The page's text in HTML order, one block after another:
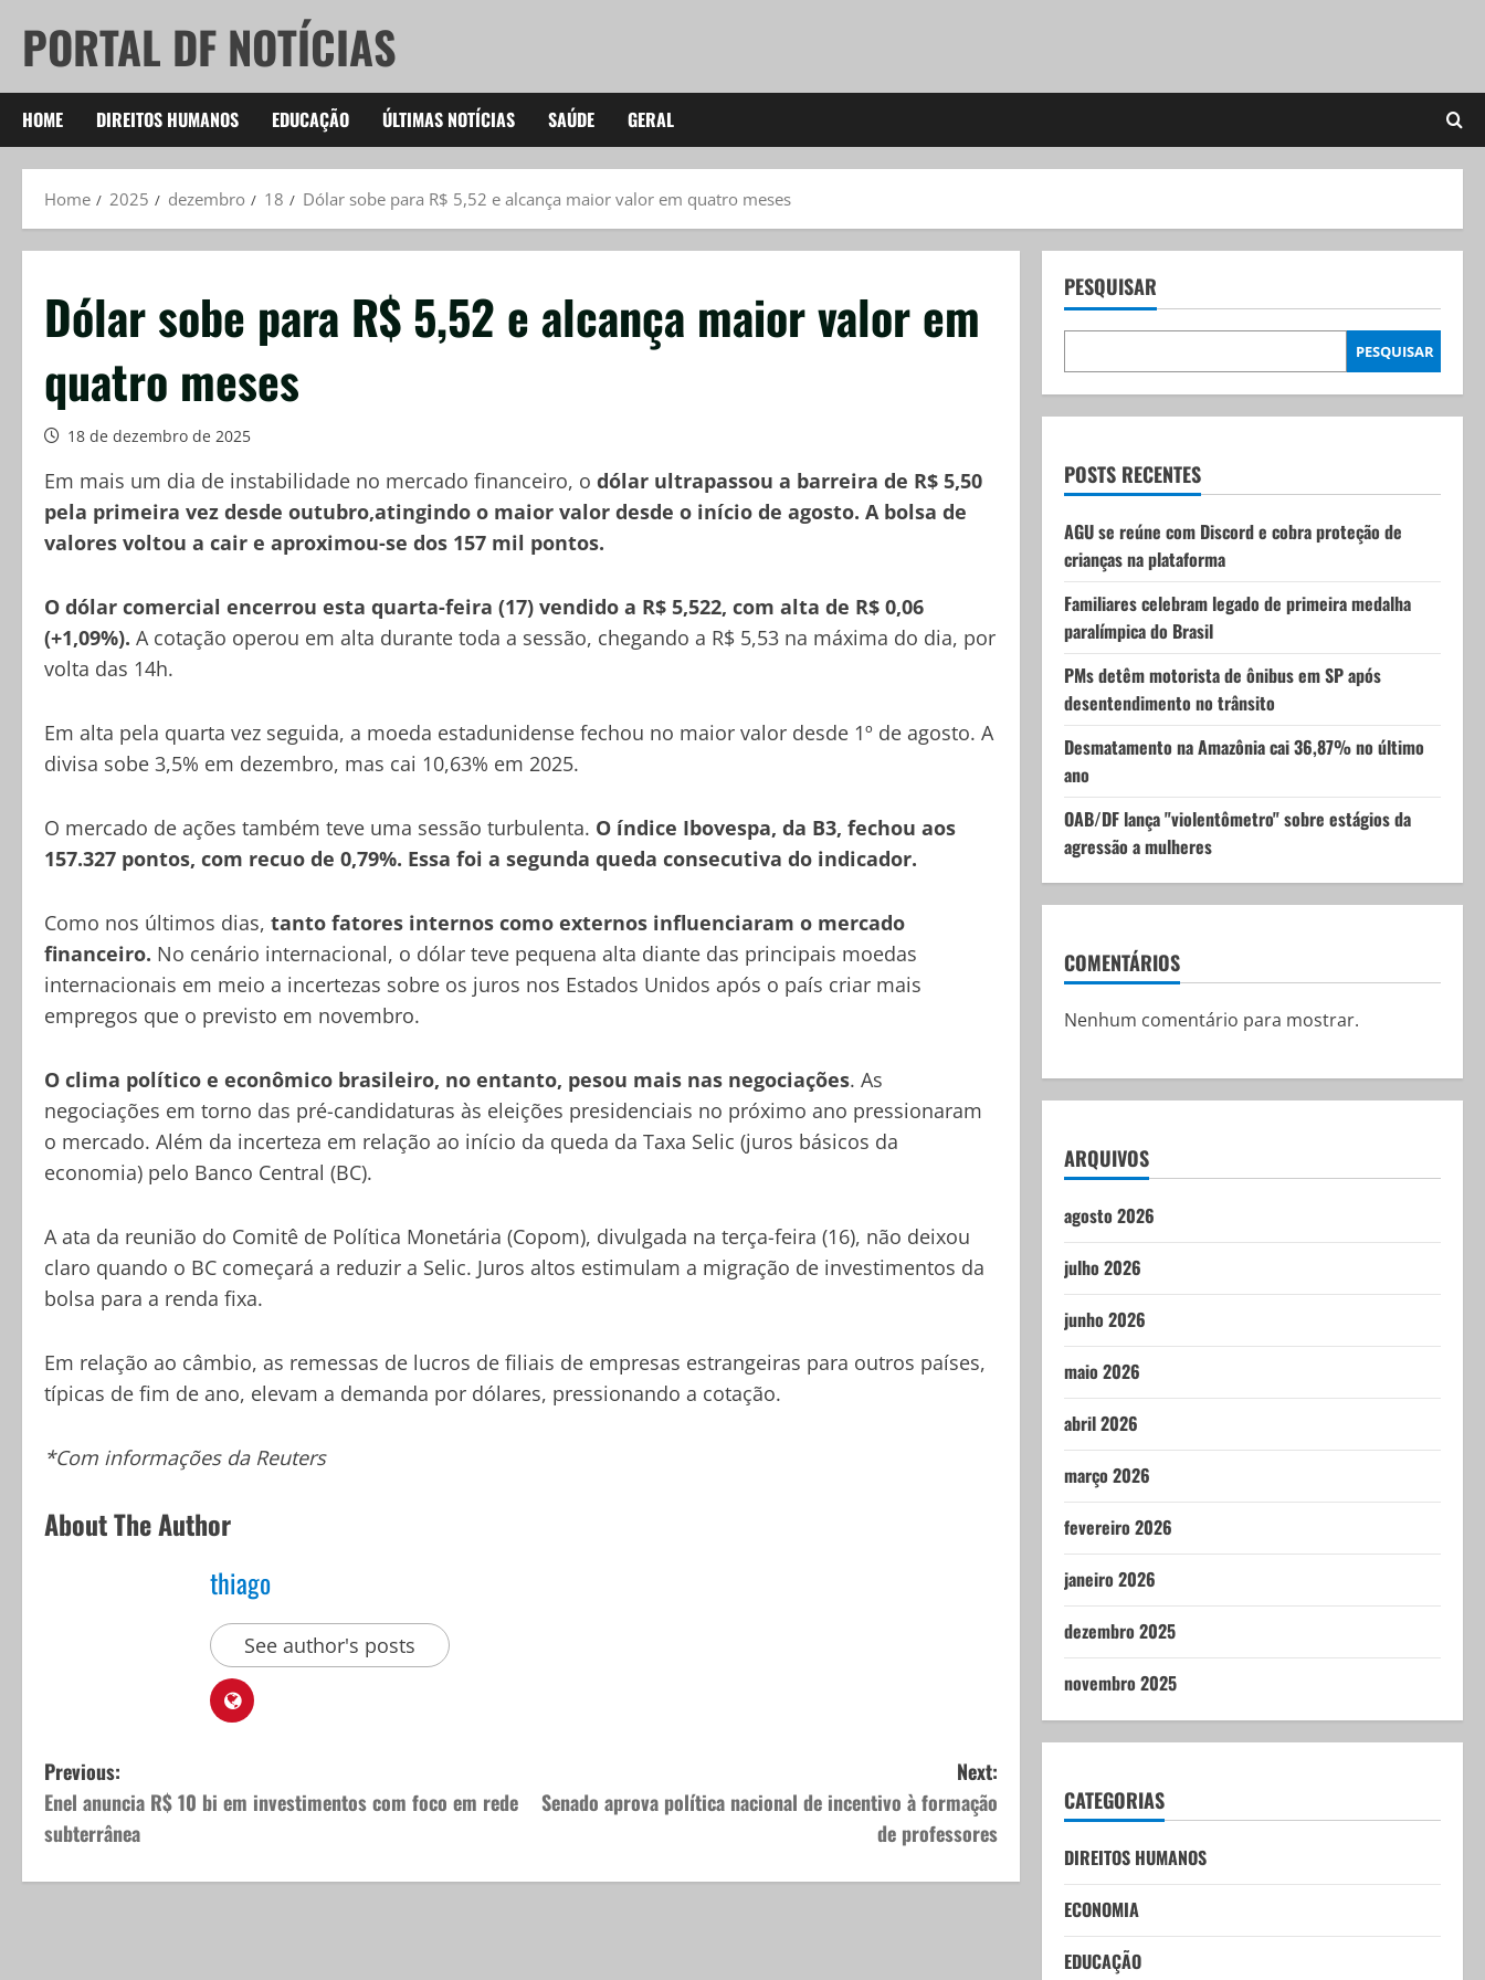
content
PORTAL DF NOTÍCIAS
HOME DIREITOS HUMANOS EDUCAÇÃO ÚLTIMAS NOTÍCIAS SAÚDE GERAL
Home 2025 dezembro 18 Dólar sobe para R$ 5,52 e alcança maior valor em quatro meses
Dólar sobe para R$ 5,52 e alcança maior valor em
quatro meses
18 de dezembro de 2025
Em mais um dia de instabilidade no mercado financeiro, o dólar ultrapassou a barreira de R$ 5,50
pela primeira vez desde outubro,atingindo o maior valor desde o início de agosto. A bolsa de
valores voltou a cair e aproximou-se dos 157 mil pontos.
O dólar comercial encerrou esta quarta-feira (17) vendido a R$ 5,522, com alta de R$ 0,06
(+1,09%). A cotação operou em alta durante toda a sessão, chegando a R$ 5,53 na máxima do dia, por
volta das 14h.
Em alta pela quarta vez seguida, a moeda estadunidense fechou no maior valor desde 1º de agosto. A
divisa sobe 3,5% em dezembro, mas cai 10,63% em 2025.
O mercado de ações também teve uma sessão turbulenta. O índice Ibovespa, da B3, fechou aos
157.327 pontos, com recuo de 0,79%. Essa foi a segunda queda consecutiva do indicador.
Como nos últimos dias, tanto fatores internos como externos influenciaram o mercado
financeiro. No cenário internacional, o dólar teve pequena alta diante das principais moedas
internacionais em meio a incertezas sobre os juros nos Estados Unidos após o país criar mais
empregos que o previsto em novembro.
O clima político e econômico brasileiro, no entanto, pesou mais nas negociações. As
negociações em torno das pré-candidaturas às eleições presidenciais no próximo ano pressionaram
o mercado. Além da incerteza em relação ao início da queda da Taxa Selic (juros básicos da
economia) pelo Banco Central (BC).
A ata da reunião do Comitê de Política Monetária (Copom), divulgada na terça-feira (16), não deixou
claro quando o BC começará a reduzir a Selic. Juros altos estimulam a migração de investimentos da
bolsa para a renda fixa.
Em relação ao câmbio, as remessas de lucros de filiais de empresas estrangeiras para outros países,
típicas de fim de ano, elevam a demanda por dólares, pressionando a cotação.
*Com informações da Reuters
About The Author
thiago
See author's posts
P
o
s
Previous:
Enel anuncia R$ 10 bi em investimentos com foco em rede
subterrânea
Next:
Senado aprova política nacional de incentivo à formação
de professores
PESQUISAR
PESQUISAR
POSTS RECENTES
AGU se reúne com Discord e cobra proteção de
crianças na plataforma
Familiares celebram legado de primeira medalha
paralímpica do Brasil
PMs detêm motorista de ônibus em SP após
desentendimento no trânsito
Desmatamento na Amazônia cai 36,87% no último
ano
OAB/DF lança "violentômetro" sobre estágios da
agressão a mulheres
COMENTÁRIOS
Nenhum comentário para mostrar.
ARQUIVOS
agosto 2026
julho 2026
junho 2026
maio 2026
abril 2026
março 2026
fevereiro 2026
janeiro 2026
dezembro 2025
novembro 2025
CATEGORIAS
DIREITOS HUMANOS
ECONOMIA
EDUCAÇÃO